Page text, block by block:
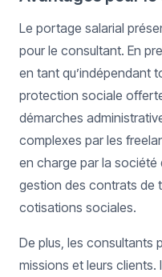
Le portage salarial
pour le consultant. En
en tant qu’indépendant
protection sociale
démarches
complexes par les
en charge par la société
gestion des contrats de
cotisations sociales.
De plus, les consultants
missions et leurs